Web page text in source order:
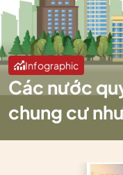
Infographic
Các nước
chung cư